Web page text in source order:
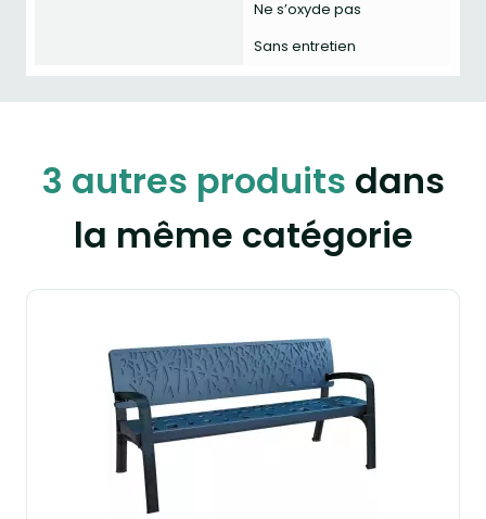
Ne s’oxyde pas
Sans entretien
3 autres produits dans
la même catégorie